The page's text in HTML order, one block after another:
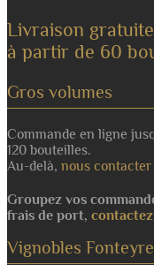
Livraison gratuite
à partir de 60
Gros volumes
Commande en ligne
120 bouteilles.
Au-delà, nous contacter
Groupez vos
frais de port,
Vignobles